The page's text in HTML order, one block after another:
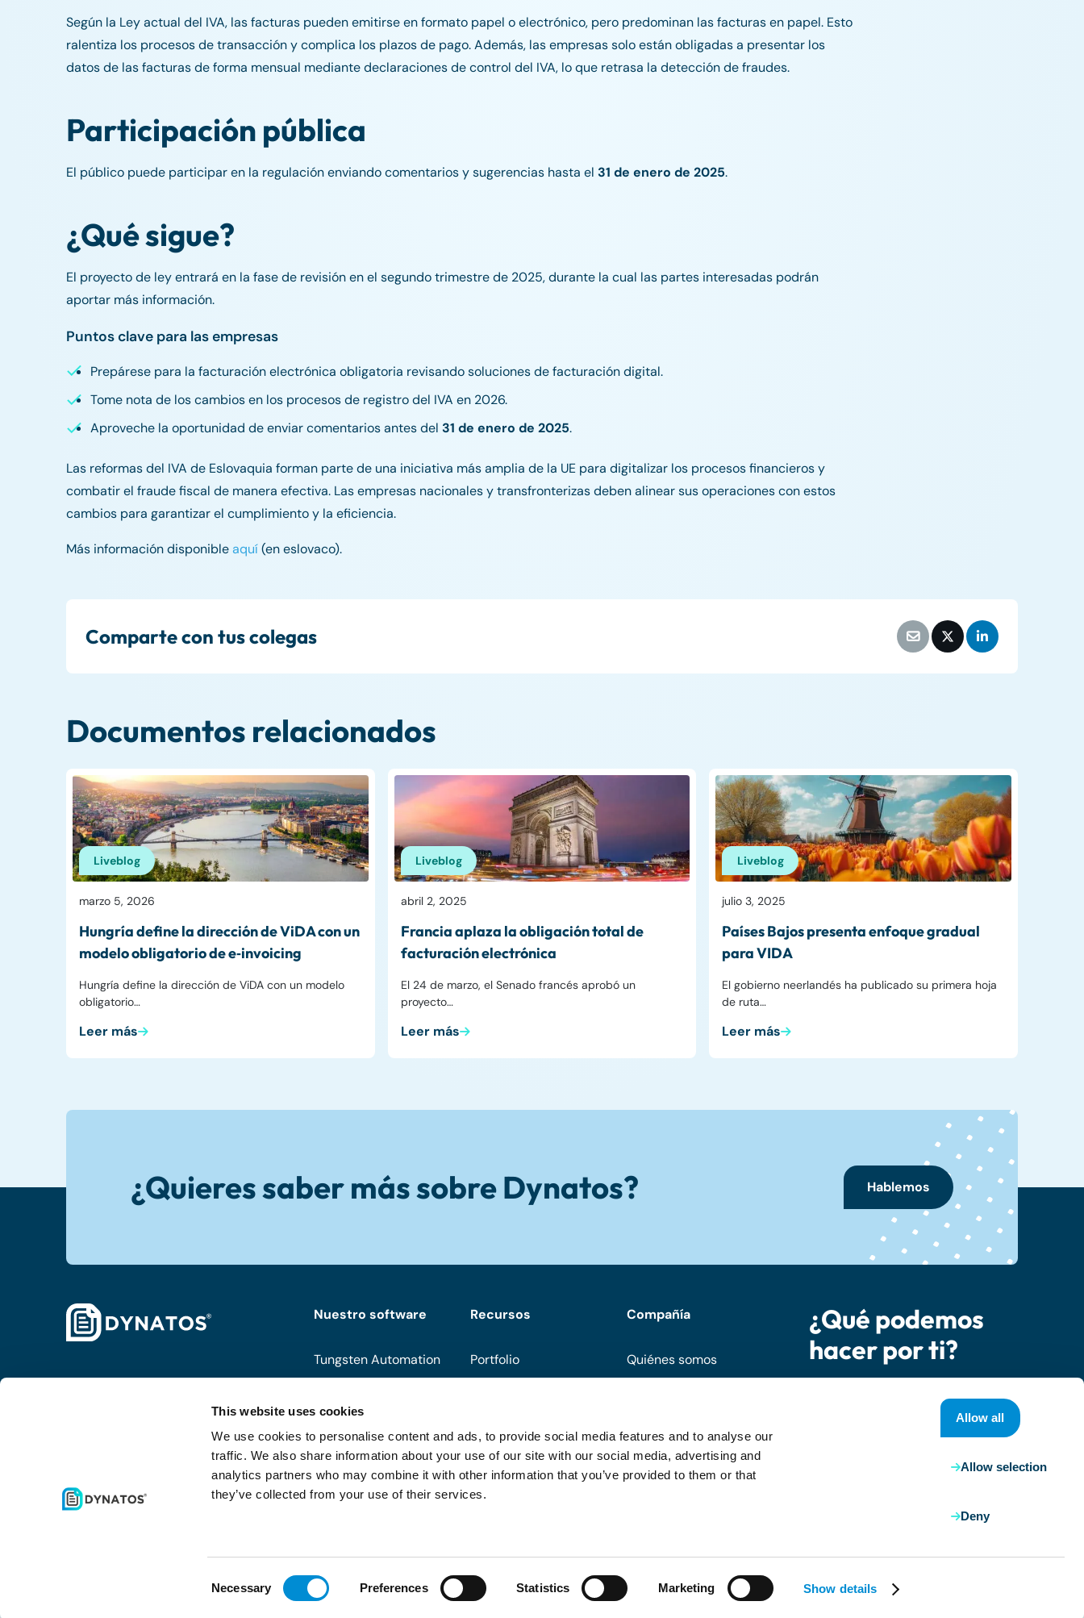
This website uses cookies
We use cookies to personalise content and ads, to provide social media features and to analyse our
traffic. We also share information about your use of our site with our social media, advertising and
analytics partners who may combine it with other information that you’ve provided to them or that
they’ve collected from your use of their services.
Necessary Preferences Statistics Marketing Show details
Allow all
Allow selection
Deny
Según la Ley actual del IVA, las facturas pueden emitirse en formato papel o electrónico, pero predominan las facturas en papel. Esto
ralentiza los procesos de transacción y complica los plazos de pago. Además, las empresas solo están obligadas a presentar los
datos de las facturas de forma mensual mediante declaraciones de control del IVA, lo que retrasa la detección de fraudes.
Participación pública
El público puede participar en la regulación enviando comentarios y sugerencias hasta el 31 de enero de 2025.
¿Qué sigue?
El proyecto de ley entrará en la fase de revisión en el segundo trimestre de 2025, durante la cual las partes interesadas podrán
aportar más información.
Puntos clave para las empresas
Prepárese para la facturación electrónica obligatoria revisando soluciones de facturación digital.
Tome nota de los cambios en los procesos de registro del IVA en 2026.
Aproveche la oportunidad de enviar comentarios antes del 31 de enero de 2025.
Las reformas del IVA de Eslovaquia forman parte de una iniciativa más amplia de la UE para digitalizar los procesos financieros y
combatir el fraude fiscal de manera efectiva. Las empresas nacionales y transfronterizas deben alinear sus operaciones con estos
cambios para garantizar el cumplimiento y la eficiencia.
Más información disponibleaquí(en eslovaco).
Comparte con tus colegas
Documentos relacionados
Liveblog
marzo 5, 2026
Hungría define la dirección de ViDA con un
modelo obligatorio de e‑invoicing
Hungría define la dirección de ViDA con un modelo
obligatorio…
Leer más
Liveblog
abril 2, 2025
Francia aplaza la obligación total de
facturación electrónica
El 24 de marzo, el Senado francés aprobó un
proyecto…
Leer más
Liveblog
julio 3, 2025
Países Bajos presenta enfoque gradual
para VIDA
El gobierno neerlandés ha publicado su primera hoja
de ruta…
Leer más
¿Quieres saber más sobre Dynatos? Hablemos
Nuestro software
Tungsten Automation
Routty
Recursos
Portfolio
On demand
Blog
Compañía
Quiénes somos
Preguntas frecuentes
¿Qué podemos
hacer por ti?
©2026 – Dynatos. Todos los derechos reservados. Política de privacidadPolítica de cookies